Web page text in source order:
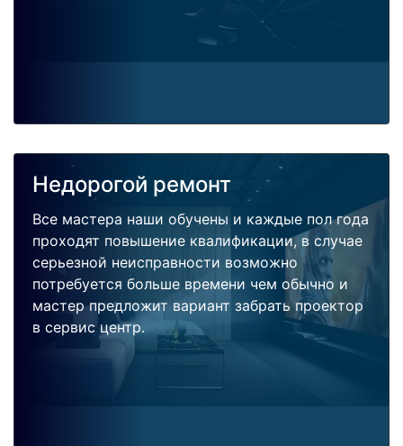
Недорогой ремонт
Все мастера наши обучены и каждые пол года
проходят повышение квалификации, в случае
серьезной неисправности возможно
потребуется больше времени чем обычно и
мастер предложит вариант забрать проектор
в сервис центр.